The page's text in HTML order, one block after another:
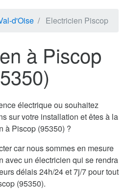
d'Oise Electricien Piscop
à Piscop
électrique ou souhaitez
sur votre installation et êtes à la
à Piscop (95350) ?
car nous sommes en mesure
avec un électricien qui se rendra
délais 24h/24 et 7j/7 pour tout
(95350).